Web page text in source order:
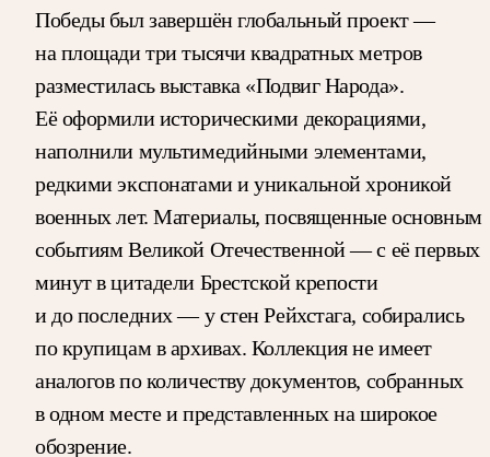
Победы был завершён глобальный проект —
на площади три тысячи квадратных метров
разместилась выставка «Подвиг Народа».
Её оформили историческими декорациями,
наполнили мультимедийными элементами,
редкими экспонатами и уникальной хроникой
военных лет. Материалы, посвященные основным
событиям Великой Отечественной — с её первых
минут в цитадели Брестской крепости
и до последних — у стен Рейхстага, собирались
по крупицам в архивах. Коллекция не имеет
аналогов по количеству документов, собранных
в одном месте и представленных на широкое
обозрение.